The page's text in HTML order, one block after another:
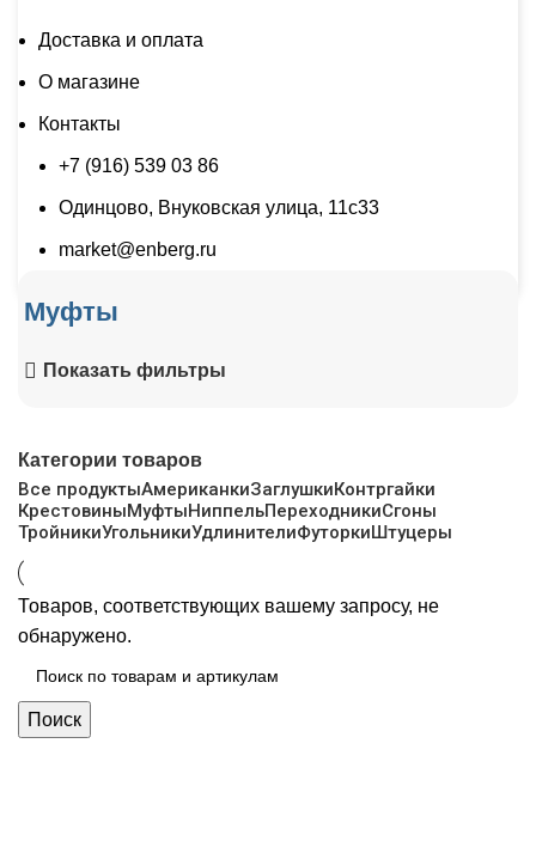
Доставка и оплата
О магазине
Контакты
+7 (916) 539 03 86
Одинцово, Внуковская улица, 11с33
market@enberg.ru
Муфты
Показать фильтры
Категории товаров
Все продуктыАмериканкиЗаглушкиКонтргайки
КрестовиныМуфтыНиппельПереходникиСгоны
ТройникиУгольникиУдлинителиФуторкиШтуцеры
Товаров, соответствующих вашему запросу, не
обнаружено.
Поиск